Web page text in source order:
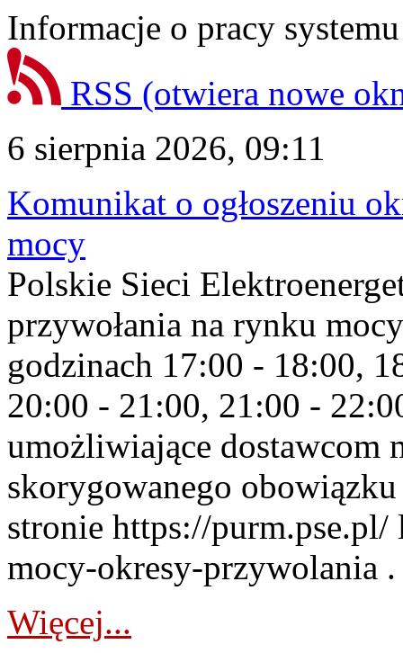
Informacje o pracy
RSS (otwiera nowe
6 sierpnia 2026, 09:11
Komunikat o ogłoszeniu
mocy
Polskie Sieci
przywołania na rynku
godzinach 17:00 - 18:00,
20:00 - 21:00, 21:00 -
umożliwiające dostawcom
skorygowanego
stronie https://
mocy-okresy-przywolania
Więcej...